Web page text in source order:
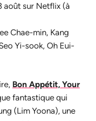
août sur Netflix (à
Chae-min, Kang
Yi-sook, Oh Eui-
Bon Appétit, Your
fantastique qui
(Lim Yoona), une